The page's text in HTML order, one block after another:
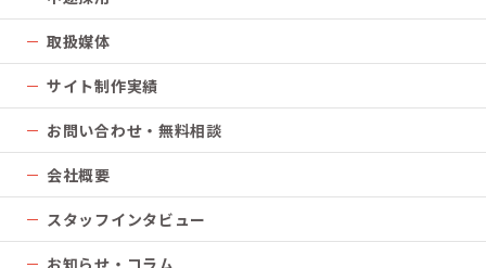
取扱媒体
サイト制作実績
お問い合わせ・無料相談
会社概要
スタッフインタビュー
お知らせ・コラム